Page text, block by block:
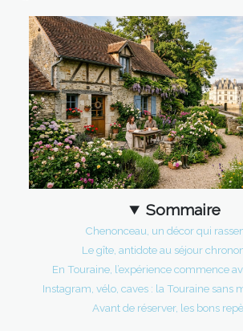
Sommaire
Chenonceau, un décor qui
Le gîte, antidote au séjour
En Touraine, l’expérience commence
Instagram, vélo, caves : la Touraine sans
Avant de réserver, les bons